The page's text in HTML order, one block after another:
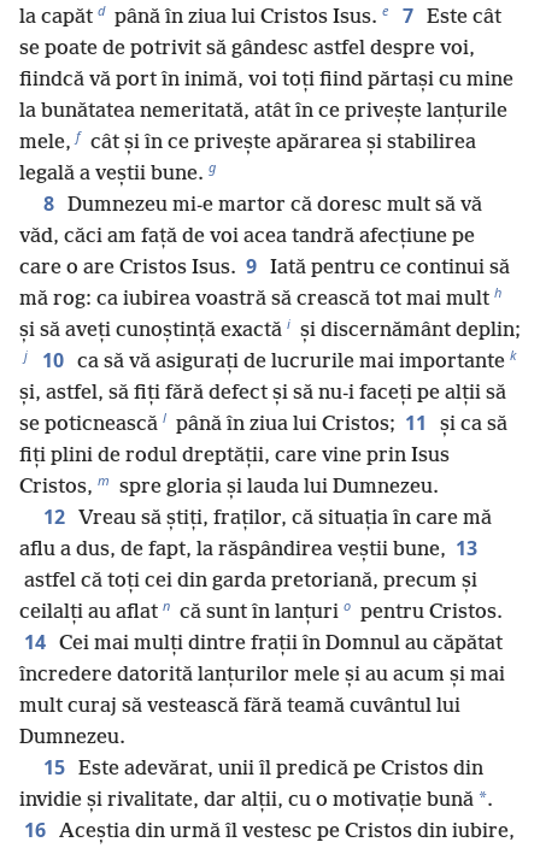
la capăt d până în ziua lui Cristos Isus. e 7 Este cât
se poate de potrivit să gândesc astfel despre voi,
fiindcă vă port în inimă, voi toți fiind părtași cu mine
la bunătatea nemeritată, atât în ce privește lanțurile
mele, f cât și în ce privește apărarea și stabilirea
legală a veștii bune. g
8 Dumnezeu mi-e martor că doresc mult să vă
văd, căci am față de voi acea tandră afecțiune pe
care o are Cristos Isus. 9 Iată pentru ce continui să
mă rog: ca iubirea voastră să crească tot mai mult h
și să aveți cunoștință exactă i și discernământ deplin;
j 10 ca să vă asigurați de lucrurile mai importante k
și, astfel, să fiți fără defect și să nu-i faceți pe alții să
se poticnească l până în ziua lui Cristos; 11
și ca să
fiți plini de rodul dreptății, care vine prin Isus
Cristos, m spre gloria și lauda lui Dumnezeu.
12 Vreau să știți, fraților, că situația în care mă
aflu a dus, de fapt, la răspândirea veștii bune, 13
astfel că toți cei din garda pretoriană, precum și
ceilalți au aflat n că sunt în lanțuri o pentru Cristos.
14 Cei mai mulți dintre frații în Domnul au căpătat
încredere datorită lanțurilor mele și au acum și mai
mult curaj să vestească fără teamă cuvântul lui
Dumnezeu.
15 Este adevărat, unii îl predică pe Cristos din
invidie și rivalitate, dar alții, cu o motivație bună *.
16 Aceștia din urmă îl vestesc pe Cristos din iubire,